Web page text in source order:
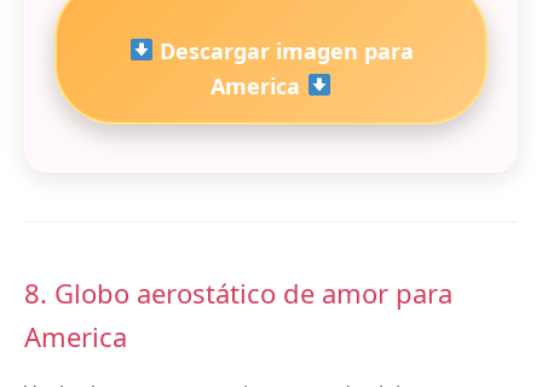
Descargar imagen para
America
8. Globo aerostático de amor para
America